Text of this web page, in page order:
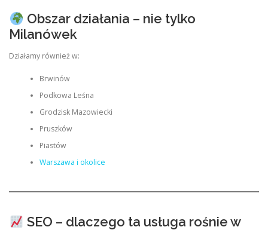
Obszar działania – nie tylko
Milanówek
Działamy również w:
Brwinów
Podkowa Leśna
Grodzisk Mazowiecki
Pruszków
Piastów
Warszawa i okolice
SEO – dlaczego ta usługa rośnie w